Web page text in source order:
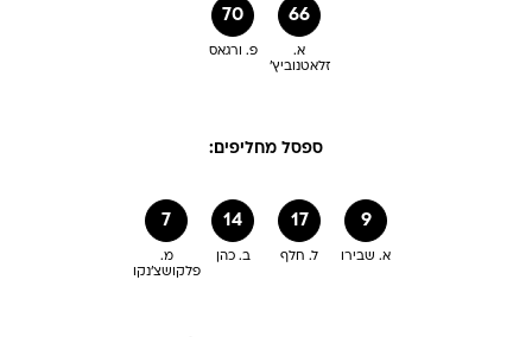
70
פ. ורגאס
66
א.
זלאטנוביץ'
ספסל מחליפים:
7
מ.
פלקושצ'נקו
14
ב. כהן
17
ל. חלף
9
א. שבירו